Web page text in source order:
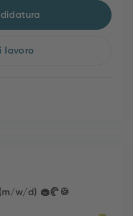
lavoro
w/d) 🧁🥐🍪